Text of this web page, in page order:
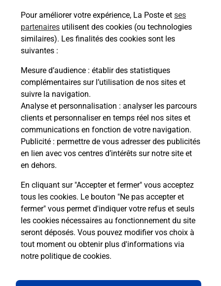
Pour améliorer votre expérience, La Poste et ses
partenaires utilisent des cookies (ou technologies
similaires). Les finalités des cookies sont les
suivantes :
Mesure d’audience : établir des statistiques
complémentaires sur l’utilisation de nos sites et
suivre la navigation.
Analyse et personnalisation : analyser les parcours
clients et personnaliser en temps réel nos sites et
communications en fonction de votre navigation.
Publicité : permettre de vous adresser des publicités
en lien avec vos centres d’intérêts sur notre site et
en dehors.
En cliquant sur "Accepter et fermer" vous acceptez
tous les cookies. Le bouton "Ne pas accepter et
fermer" vous permet d'indiquer votre refus et seuls
les cookies nécessaires au fonctionnement du site
seront déposés. Vous pouvez modifier vos choix à
tout moment ou obtenir plus d'informations via
notre politique de cookies.
Comment demander une
modification de livraison ?
Comment La Poste participe-t-elle
à votre sécurité au quotidien ?
Puis-je passer mon code de la route
avec La Poste et sous quelles
conditions ?
Localiser Liste Lot-et-Garonne CASSENEUIL